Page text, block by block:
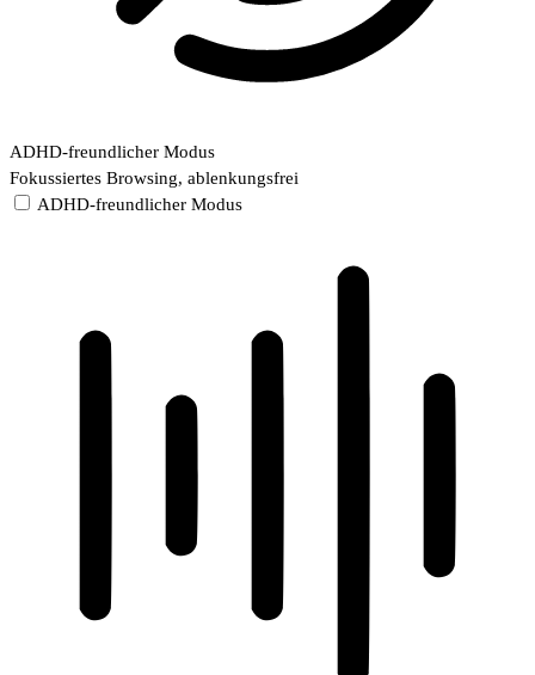
ADHD-freundlicher Modus
Fokussiertes Browsing, ablenkungsfrei
ADHD-freundlicher Modus